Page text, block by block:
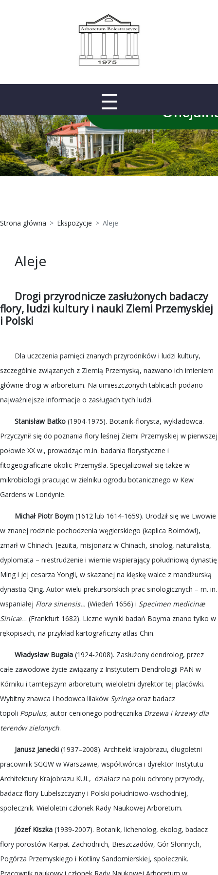
Strona główna Ekspozycje Aleje
Aleje
Drogi przyrodnicze zasłużonych badaczy
flory, ludzi kultury i nauki Ziemi Przemyskiej
i Polski
Dla uczczenia pamięci znanych przyrodników i ludzi kultury,
szczególnie związanych z Ziemią Przemyską, nazwano ich imieniem
główne drogi w arboretum. Na umieszczonych tablicach podano
najważniejsze informacje o zasługach tych ludzi.
Stanisław Batko (1904-1975). Botanik-florysta, wykładowca.
Przyczynił się do poznania flory leśnej Ziemi Przemyskiej w pierwszej
połowie XX w., prowadząc m.in. badania florystyczne i
fitogeograficzne okolic Przemyśla. Specjalizował się także w
mikrobiologii pracując w zielniku ogrodu botanicznego w Kew
Gardens w Londynie.
Michał Piotr Boym (1612 lub 1614-1659). Urodził się we Lwowie
w znanej rodzinie pochodzenia węgierskiego (kaplica Boimów!),
zmarł w Chinach. Jezuita, misjonarz w Chinach, sinolog, naturalista,
dyplomata – niestrudzenie i wiernie wspierający południową dynastię
Ming i jej cesarza Yongli, w skazanej na klęskę walce z mandżurską
dynastią Qing. Autor wielu prekursorskich prac sinologicznych – m. in.
wspaniałej Flora sinensis… (Wiedeń 1656) i Specimen medicinæ
Sinicæ… (Frankfurt 1682). Liczne wyniki badań Boyma znano tylko w
rękopisach, na przykład kartograficzny atlas Chin.
Władysław Bugała (1924-2008). Zasłużony dendrolog, przez
całe zawodowe życie związany z Instytutem Dendrologii PAN w
Kórniku i tamtejszym arboretum; wieloletni dyrektor tej placówki.
Wybitny znawca i hodowca lilaków Syringa oraz badacz
topoli Populus, autor cenionego podręcznika Drzewa i krzewy dla
terenów zielonych.
Janusz Janecki (1937–2008). Architekt krajobrazu, długoletni
pracownik SGGW w Warszawie, współtwórca i dyrektor Instytutu
Architektury Krajobrazu KUL, działacz na polu ochrony przyrody,
badacz flory Lubelszczyzny i Polski południowo-wschodniej,
społecznik. Wieloletni członek Rady Naukowej Arboretum.
Józef Kiszka (1939-2007). Botanik, lichenolog, ekolog, badacz
flory porostów Karpat Zachodnich, Bieszczadów, Gór Słonnych,
Pogórza Przemyskiego i Kotliny Sandomierskiej, społecznik.